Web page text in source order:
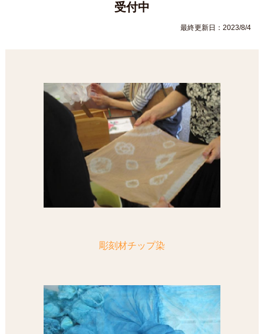
受付中
最終更新日：2023/8/4
彫刻材チップ染